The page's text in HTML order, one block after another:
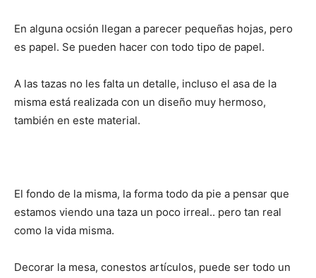
En alguna ocsión llegan a parecer pequeñas hojas, pero
es papel. Se pueden hacer con todo tipo de papel.
A las tazas no les falta un detalle, incluso el asa de la
misma está realizada con un diseño muy hermoso,
también en este material.
El fondo de la misma, la forma todo da pie a pensar que
estamos viendo una taza un poco irreal.. pero tan real
como la vida misma.
Decorar la mesa, conestos artículos, puede ser todo un